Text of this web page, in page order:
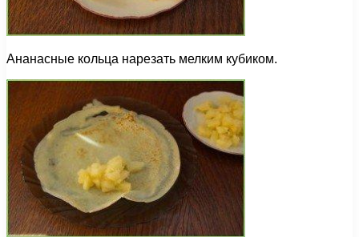
Ананасные кольца нарезать мелким кубиком.